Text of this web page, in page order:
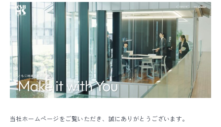
当社ホームページをご覧いただき、誠にありがとうございます。